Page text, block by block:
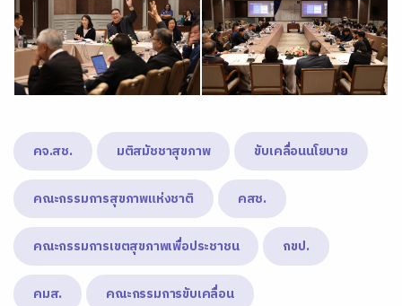
คจ.สช. มติสมัชชาสุขภาพ ขับเคลื่อนนโยบาย
คณะกรรมการสุขภาพแห่งชาติ คสช.
คณะกรรมการเขตสุขภาพเพื่อประชาชน กขป.
คมส. คณะกรรมการขับเคลื่อน